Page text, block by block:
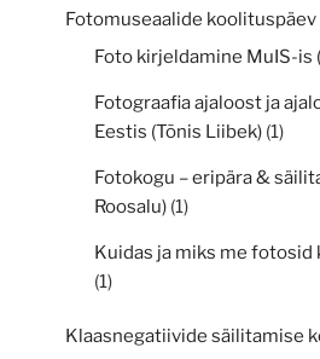
Fotomuseaalide
Foto kirjeldamine MuIS-is
Fotograafia ajaloost ja
Eestis (Tõnis Liibek) (1)
Fotokogu – eripära &
Roosalu) (1)
Kuidas ja miks me fotosid
(1)
Klaasnegatiivide säilitamise